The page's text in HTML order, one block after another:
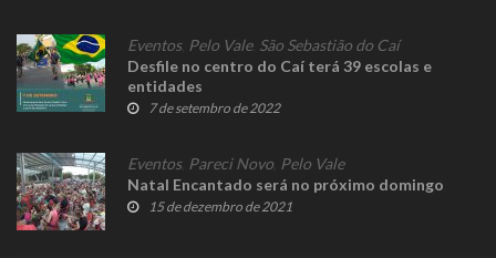
Eventos, Pelo Vale, São Sebastião do Caí
Desfile no centro do Caí terá 39 escolas e
entidades
7 de setembro de 2022
Eventos, Pareci Novo Pelo Vale
Natal Encantado será no próximo domingo
15 de dezembro de 2021